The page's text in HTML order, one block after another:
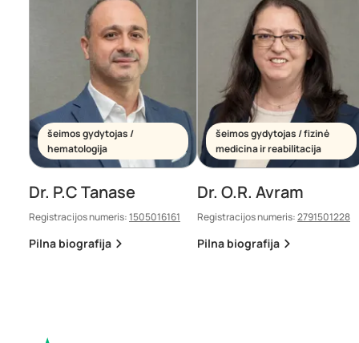
šeimos gydytojas /
hematologija
Dr. P.C Tanase
Registracijos numeris:1505016161
Pilna biografija
šeimos gydytojas / fizinė
medicina ir reabilitacija
Dr. O.R. Avram
Registracijos numeris:2791501228
Pilna biografija